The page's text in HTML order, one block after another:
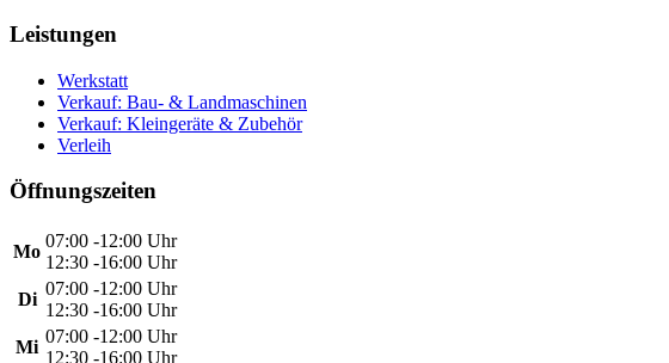
Leistungen
Werkstatt
Verkauf: Bau- & Landmaschinen
Verkauf: Kleingeräte & Zubehör
Verleih
Öffnungszeiten
Mo
07:00 -12:00 Uhr
12:30 -16:00 Uhr
Di
07:00 -12:00 Uhr
12:30 -16:00 Uhr
Mi
07:00 -12:00 Uhr
12:30 -16:00 Uhr